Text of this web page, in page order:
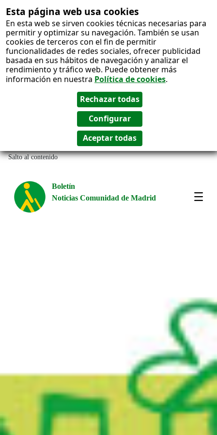
Esta página web usa cookies
En esta web se sirven cookies técnicas necesarias para
permitir y optimizar su navegación. También se usan
cookies de terceros con el fin de permitir
funcionalidades de redes sociales, ofrecer publicidad
basada en sus hábitos de navegación y analizar el
rendimiento y tráfico web. Puede obtener más
información en nuestra Política de cookies.
Salto al contenido
Boletín
Noticias Comunidad de Madrid